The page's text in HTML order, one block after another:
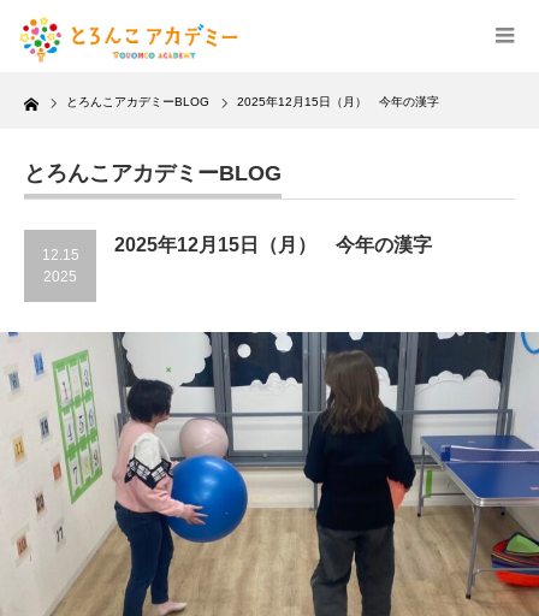
Home とろんこアカデミーBLOG 2025年12月15日（月） 今年の漢字
とろんこアカデミーBLOG
12.15
2025
2025年12月15日（月） 今年の漢字